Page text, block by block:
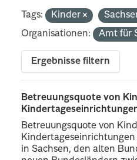
Tags: Kinder
Organisationen:
Amt für
Ergebnisse filtern
Betreuungsquote von
Betreuungsquote von
in Sachsen, den alten